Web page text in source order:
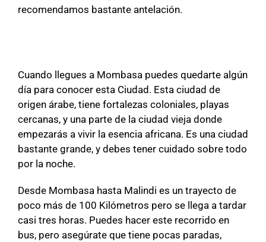
recomendamos bastante antelación.
Cuando llegues a Mombasa puedes quedarte algún
día para conocer esta Ciudad. Esta ciudad de
origen árabe, tiene fortalezas coloniales, playas
cercanas, y una parte de la ciudad vieja donde
empezarás a vivir la esencia africana. Es una ciudad
bastante grande, y debes tener cuidado sobre todo
por la noche.
Desde Mombasa hasta Malindi es un trayecto de
poco más de 100 Kilómetros pero se llega a tardar
casi tres horas. Puedes hacer este recorrido en
bus, pero asegúrate que tiene pocas paradas,